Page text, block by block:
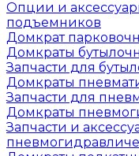
Опции и
подъемников
Домкрат
Домкраты
Запчасти для
Домкраты
Запчасти для
Домкраты
Запчасти и